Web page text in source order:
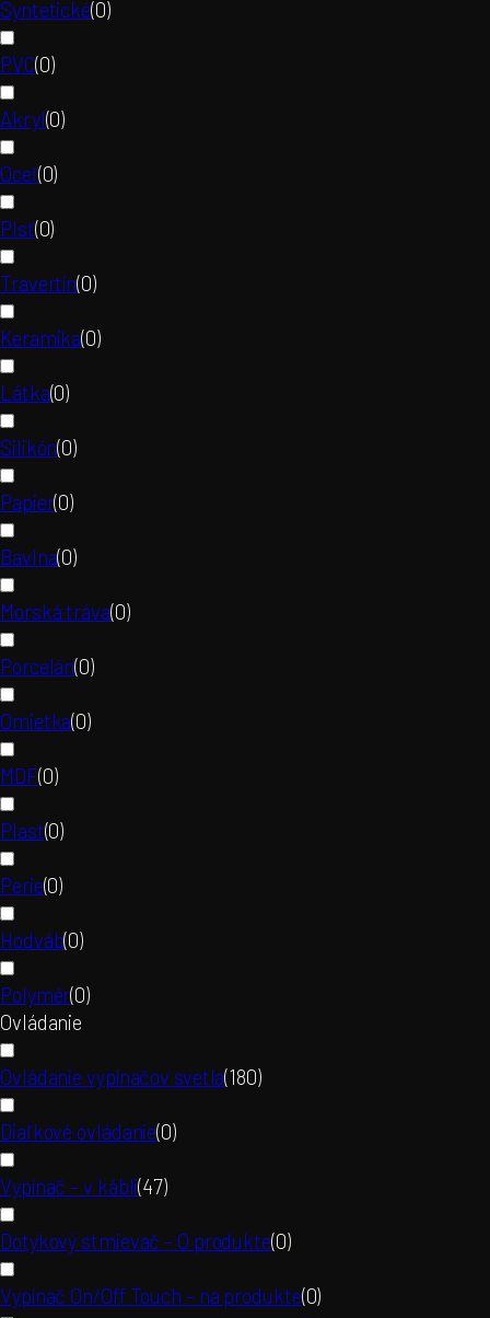
Syntetické(0)
PVC(0)
Akryl(0)
Oceľ(0)
Plsť(0)
Travertín(0)
Keramika(0)
Látka(0)
Silikón(0)
Papier(0)
Bavlna(0)
Morská tráva(0)
Porcelán(0)
Omietka(0)
MDF(0)
Plast(0)
Perie(0)
Hodváb(0)
Polymér(0)
Ovládanie
Ovládanie vypínačov svetla(180)
Diaľkové ovládanie(0)
Vypínač – v kábli(47)
Dotykový stmievač – O produkte(0)
Vypínač On/Off Touch – na produkte(0)